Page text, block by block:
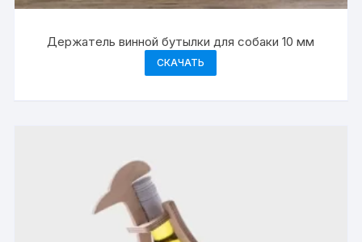
Держатель винной бутылки для собаки 10 мм
СКАЧАТЬ